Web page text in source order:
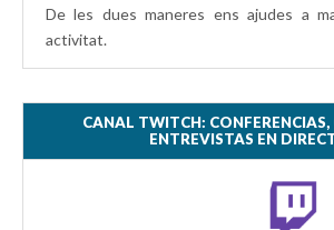
De les dues maneres ens ajudes a
activitat.
CANAL TWITCH: CONFERENCIAS,
ENTREVISTAS EN